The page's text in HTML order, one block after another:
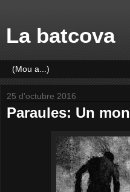
La batcova
25 d’octubre 2016
Paraules: Un